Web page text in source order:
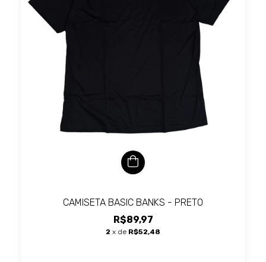
CAMISETA BASIC BANKS - PRETO
R$89,97
2 x de R$52,48